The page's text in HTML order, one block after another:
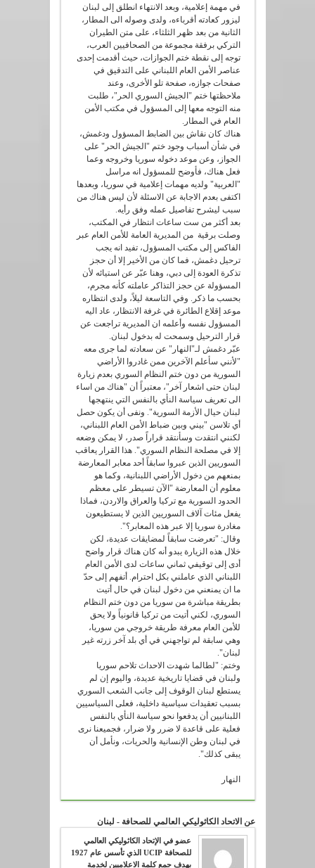
في مهمة إعلامية، وبعد الانتهاء انطلق إلى لبنان
ليزور كعادته أقرباءه، ولدى وصوله الى المطار،
الثانية من بعد ظهر الثلثاء، على متن الطيران
التركي برفقة مجموعة من الصحافيين العرب،
توجه إلى نقطة ختم الجوازات، حيث أقدمت إحدى
عناصر الأمن العام اللبناني على التدقيق في
صفحات جوازه، صفحة تلو الأخرى، وعند
ملاحظتها ختم "الجيش السوري الحر"، طلبت
منه التوجه معها إلى المسؤول في مكتب الأمن
العام في المطار.
هناك كان نقاش بين الضابط المسؤول ودغمش،
في شأن أسباب وجود ختم "الجيش الحر" على
الجواز، وعن موعد دخوله سوريا وخروجه وعما
فعل هناك، فأوضح للمسؤول انه مراسل
"العربية" ولديه مهمات إعلامية في سوريا، وبعدها
اكتفى بعدم الاجابة عن الاسئلة لأن ليس هناك من
سبب ليشرح تفاصيل عمله وفق رأيه.
بعد أكثر من ست ساعات انتظار في المكتب،
وصلت برقية من المديرية العامة للأمن العام عبر
الفاكس إلى مكتب المسؤول، تفيد انه يجب
ترحيل دغمش، فما كان من الأخير إلا أن حجز
تذكرة العودة إلى دبي، وهنا عبّر عن استيائه لأن
المسؤولة عن حجز التذاكر عاملته كأنه مجرم،
بحسب ما ذكر. وفي التاسعة ليلاً، ولدى انتظاره
موعد إقلاع الطائرة في غرفة الانتظار، عاد اليه
المسؤول نفسه وأعلمه ان المديرية تراجعت عن
قرار الترحيل وسمحت له بدخول لبنان.
عبّر دغمش لـ"النهار" عن سعادته لما جرى معه
"لأنني سأعلم الآخرين ممن غادروا الأراضي
السورية من دون ختم النظام السوري بعدم زيارة
لبنان حتى اشعار آخر"، معتبراً أن "هناك من اساء
الى تعريف سياسة النأي بالنفس التي ينتهجها
لبنان حيال الأزمة السورية". ونفى أن يكون حصل
أي تلاسن "بيني وبين ضباط الأمن العام اللبناني،
لكنني انتقدت وسأنتقد قراراً صدر، لا يمكن وضعه
إلا في مصلحة النظام السوري". هذا القرار يعاقب
السوريين الذين عبروا سابقاً أحد معابر المعارضة
بمنعهم من دخول الأراضي اللبنانية، وكما هو
معلوم أن المعارضة "الآن تسيطر على معظم
الحدود السورية مع تركيا والعراق والاردن، فماذا
يفعل مئات آلاف السوريين الذين لا يستطيعون
مغادرة سوريا إلا عبر هذه المعابر؟".
وقال: "تعرضت سابقاً لمضايقات عديدة، لكن
خلال هذه الزيارة يبدو أنه كان هناك قرار واضح
أدى إلى توقيفي ثماني ساعات لدى الأمن العام
اللبناني الذي عاملني بكل احترام. أتفهم إلى حدّ
ما ان يمنعني من دخول لبنان في حال أتيت
بطريقة مباشرة من سوريا من دون ختم النظام
السوري، لكني أتيت من تركيا قانونياً ولا يحق
للأمن العام معرفة طريقة خروجي من سوريا،
وهي سابقة لم تواجهني في أي بلد آخر زرته غير
لبنان".
وختم: "لطالما شهدت الاحداث تلاحم سوريا
ولبنان في قضايا تاريخية عديدة، واليوم إن لم
يستطع لبنان الوقوف إلى جانب الشعب السوري
بسبب تعقيدات سياسية داخلية، فعلى السياسيين
اللبنانيين أن يدفعوا نحو سياسة النأي بالنفس
فعلية على قاعدة لا ضرر ولا ضرار، فجميعنا نرى
في لبنان وطن الإنسانية والحريات، ونأمل أن
يبقى كذلك".
النهار
عن الاتحاد الكاثوليكي العالمي للصحافة - لبنان
عضو في الإتحاد الكاثوليكي العالمي
للصحافة UCIP الذي تأسس عام 1927
بهدف جمع كلمة الاعلاميين لخدمة